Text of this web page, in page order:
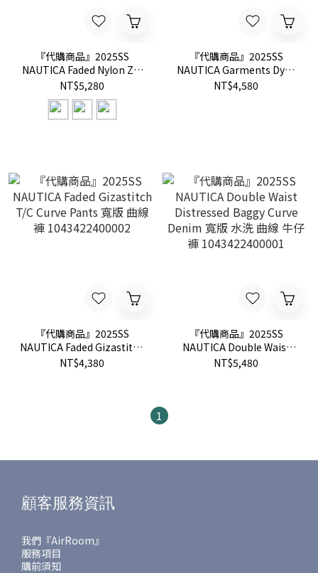
『代購商品』2025SS
NAUTICA Faded Nylon Zip
Hoodie Blouson 布勞森 外
套 夾克 1051207500167
NT$5,280
『代購商品』2025SS
NAUTICA Garments Dyed
Chino Zip Blouson SS 夾克
NT$4,580
『代購商品』2025SS
NAUTICA Faded Gizastitch
T/C Curve Pants 寬版 曲線
NT$4,380
『代購商品』2025SS
NAUTICA Double Waist
Distressed Baggy Curve
NT$5,480
1
顧客服務資訊
我們『AirRoom』
服務項目
購前須知